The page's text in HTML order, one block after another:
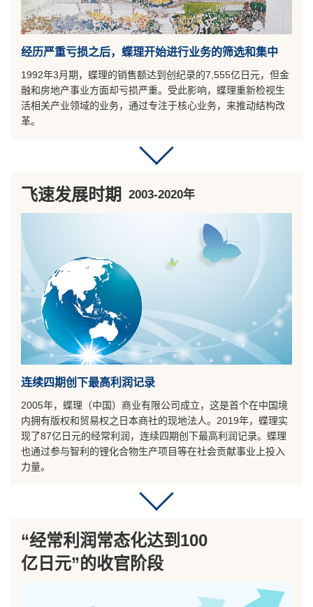
经历严重亏损之后，蝶理开始进行业务的筛选和集中
1992年3月期，蝶理的销售额达到创纪录的7,555亿日元，但金
融和房地产事业方面却亏损严重。受此影响，蝶理重新检视生
活相关产业领域的业务，通过专注于核心业务，来推动结构改
革。
飞速发展时期 2003-2020年
连续四期创下最高利润记录
2005年，蝶理（中国）商业有限公司成立，这是首个在中国境
内拥有版权和贸易权之日本商社的现地法人。2019年，蝶理实
现了87亿日元的经常利润，连续四期创下最高利润记录。蝶理
也通过参与智利的锂化合物生产项目等在社会贡献事业上投入
力量。
“经常利润常态化达到100
亿日元”的收官阶段